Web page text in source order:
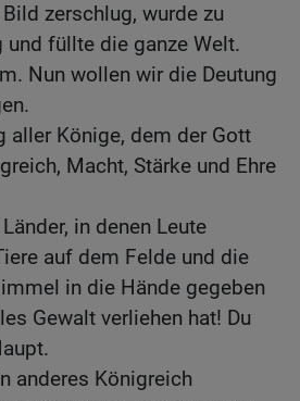
zerschlug, wurde zu
und füllte die ganze Welt.
Nun wollen wir die Deutung
aller Könige, dem der Gott
Macht, Stärke und Ehre
in denen Leute
auf dem Felde und die
in die Hände gegeben
Gewalt verliehen hat! Du
anderes Königreich